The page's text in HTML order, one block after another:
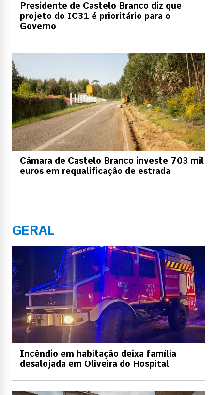
Presidente de Castelo Branco diz que
projeto do IC31 é prioritário para o
Governo
Câmara de Castelo Branco investe 703 mil
euros em requalificação de estrada
GERAL
Incêndio em habitação deixa família
desalojada em Oliveira do Hospital